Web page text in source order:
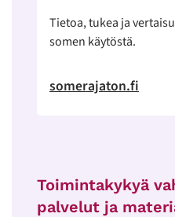
Tietoa, tukea ja
somen käytöstä.
somerajaton.fi
Toimintakykyä
palvelut ja